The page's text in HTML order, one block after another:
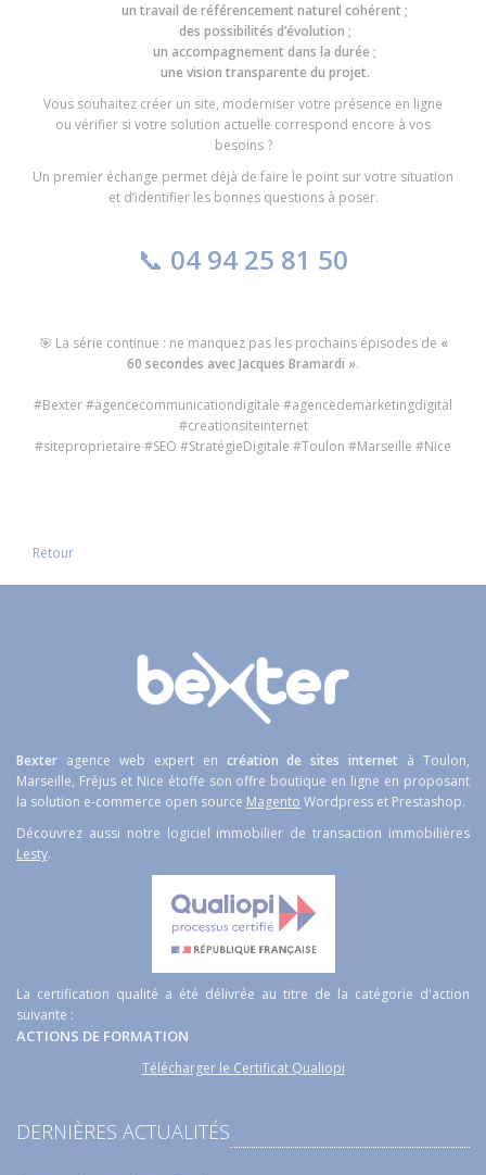
un travail de référencement naturel cohérent ;
des possibilités d’évolution ;
un accompagnement dans la durée ;
une vision transparente du projet.
Vous souhaitez créer un site, moderniser votre présence en ligne
ou vérifier si votre solution actuelle correspond encore à vos
besoins ?
Un premier échange permet déjà de faire le point sur votre situation
et d’identifier les bonnes questions à poser.
📞 04 94 25 81 50
🎯 La série continue : ne manquez pas les prochains épisodes de «
60 secondes avec Jacques Bramardi ».
#Bexter #agencecommunicationdigitale #agencedemarketingdigital
#creationsiteinternet
#siteproprietaire #SEO #StratégieDigitale #Toulon #Marseille #Nice
Retour
Bexter agence web expert en création de sites internet à Toulon,
Marseille, Fréjus et Nice étoffe son offre boutique en ligne en proposant
la solution e-commerce open source Magento Wordpress et Prestashop.
Découvrez aussi notre logiciel immobilier de transaction immobilières
Lesty.
La certification qualité a été délivrée au titre de la catégorie d'action
suivante :
ACTIONS DE FORMATION
Télécharger le Certificat Qualiopi
DERNIÈRES ACTUALITÉS